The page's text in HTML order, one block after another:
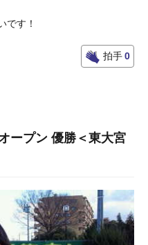
です！
拍手0
ープン 優勝＜東大宮